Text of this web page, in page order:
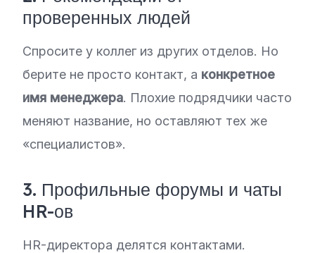
проверенных людей
Спросите у коллег из других отделов. Но
берите не просто контакт, а конкретное
имя менеджера. Плохие подрядчики часто
меняют название, но оставляют тех же
«специалистов».
3. Профильные форумы и чаты
HR-ов
HR-директора делятся контактами.